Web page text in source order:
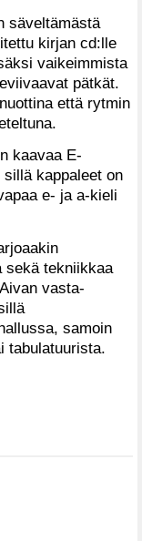
säveltämästä
kirjan cd:lle
vaikeimmista
pätkät.
että rytmin
kaavaa E-
kappaleet on
e- ja a-kieli
sekä tekniikkaa
vasta-
samoin
tabulatuurista.